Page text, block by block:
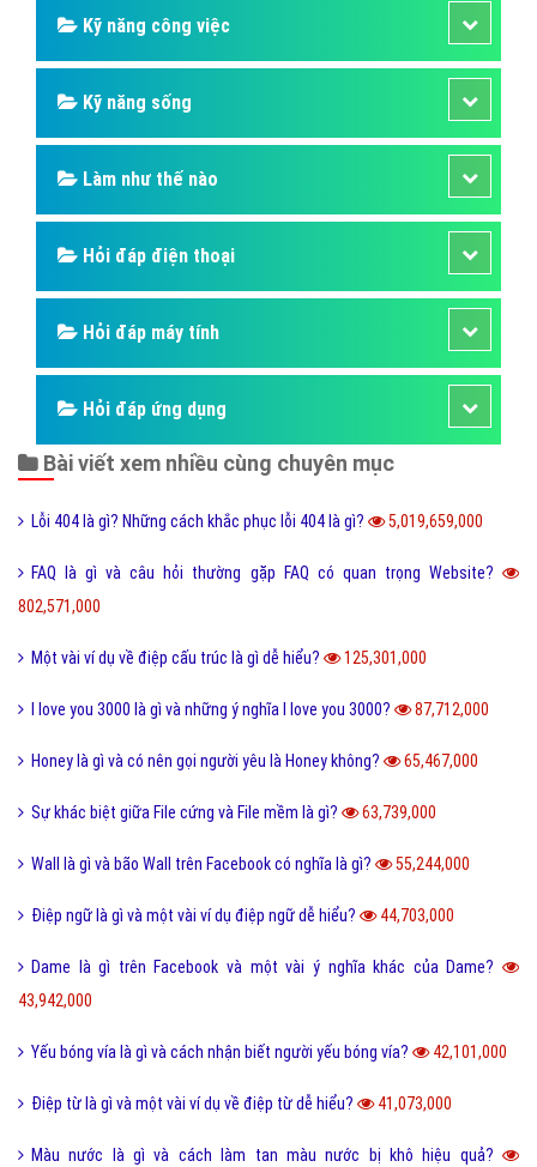
Kỹ năng công việc
Kỹ năng sống
Làm như thế nào
Hỏi đáp điện thoại
Hỏi đáp máy tính
Hỏi đáp ứng dụng
Bài viết xem nhiều cùng chuyên mục
Lỗi 404 là gì? Những cách khắc phục lỗi 404 là gì? 5,019,659,000
FAQ là gì và câu hỏi thường gặp FAQ có quan trọng Website?
802,571,000
Một vài ví dụ về điệp cấu trúc là gì dễ hiểu? 125,301,000
I love you 3000 là gì và những ý nghĩa I love you 3000? 87,712,000
Honey là gì và có nên gọi người yêu là Honey không? 65,467,000
Sự khác biệt giữa File cứng và File mềm là gì? 63,739,000
Wall là gì và bão Wall trên Facebook có nghĩa là gì? 55,244,000
Điệp ngữ là gì và một vài ví dụ điệp ngữ dễ hiểu? 44,703,000
Dame là gì trên Facebook và một vài ý nghĩa khác của Dame?
43,942,000
Yếu bóng vía là gì và cách nhận biết người yếu bóng vía? 42,101,000
Điệp từ là gì và một vài ví dụ về điệp từ dễ hiểu? 41,073,000
Màu nước là gì và cách làm tan màu nước bị khô hiệu quả?